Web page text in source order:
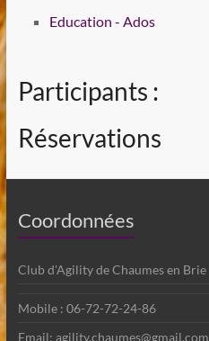
Education - Ados
Participants :
Réservations
Coordonnées
Club d'Agility de Chaumes en Brie
Mobile : 06-72-72-24-86
Email: agility.chaumes@gmail.com